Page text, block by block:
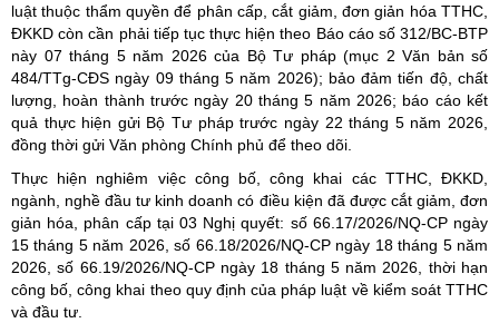
luật thuộc thẩm quyền để phân cấp, cắt giảm, đơn giản hóa TTHC,
ĐKKD còn cần phải tiếp tục thực hiện theo Báo cáo số 312/BC-BTP
này 07 tháng 5 năm 2026 của Bộ Tư pháp (mục 2 Văn bản số
484/TTg-CĐS ngày 09 tháng 5 năm 2026); bảo đảm tiến độ, chất
lượng, hoàn thành trước ngày 20 tháng 5 năm 2026; báo cáo kết
quả thực hiện gửi Bộ Tư pháp trước ngày 22 tháng 5 năm 2026,
đồng thời gửi Văn phòng Chính phủ để theo dõi.
Thực hiện nghiêm việc công bố, công khai các TTHC, ĐKKD,
ngành, nghề đầu tư kinh doanh có điều kiện đã được cắt giảm, đơn
giản hóa, phân cấp tại 03 Nghị quyết: số 66.17/2026/NQ-CP ngày
15 tháng 5 năm 2026, số 66.18/2026/NQ-CP ngày 18 tháng 5 năm
2026, số 66.19/2026/NQ-CP ngày 18 tháng 5 năm 2026, thời hạn
công bố, công khai theo quy định của pháp luật về kiểm soát TTHC
và đầu tư.